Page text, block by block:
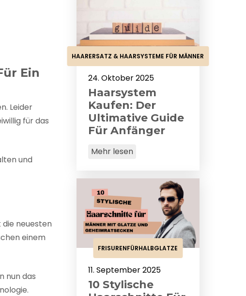
Ein
Leider
für das
und
neuesten
einem
nun das
HAARERSATZ & HAARSYSTEME FÜR MÄNNER
24. Oktober 2025
Haarsystem
Kaufen: Der
Ultimative Guide
Für Anfänger
Mehr lesen
FRISURENFÜRHALBGLATZE
11. September 2025
10 Stylische